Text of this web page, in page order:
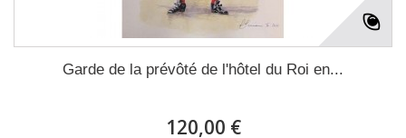
Garde de la prévôté de l'hôtel du Roi en...
120,00 €